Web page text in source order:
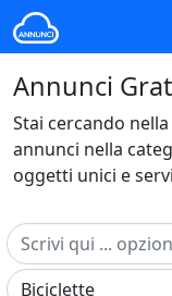
Stai cercando
annunci nella
oggetti unici e